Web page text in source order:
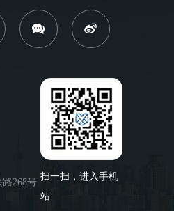
268号
扫一扫，进入手机
站